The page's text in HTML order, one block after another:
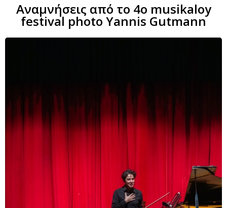
Αναμνήσεις από το 4ο musikaloy
festival photo Yannis Gutmann